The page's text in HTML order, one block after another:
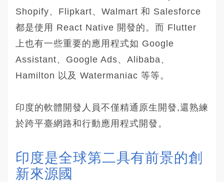
Shopify、Flipkart、Walmart 和 Salesforce
都是使用 React Native 開發的。而 Flutter
上也有一些重要的應用程式如 Google
Assistant、Google Ads、Alibaba、
Hamilton 以及 Watermaniac 等等。
印度的軟體開發人員不僅精通原生開發,還熟練
於跨平臺網路和行動應用程式開發。
印度是全球第二具有前景的創
新來源國